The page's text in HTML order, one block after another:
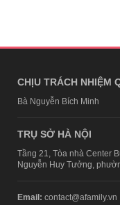
CHỊU TRÁCH NHIỆM
Bà Nguyễn Bích Minh
TRỤ SỞ HÀ NỘI
Tầng 21, Tòa nhà Center
Nguyễn Huy Tưởng,
Email: contact@afamily.vn |